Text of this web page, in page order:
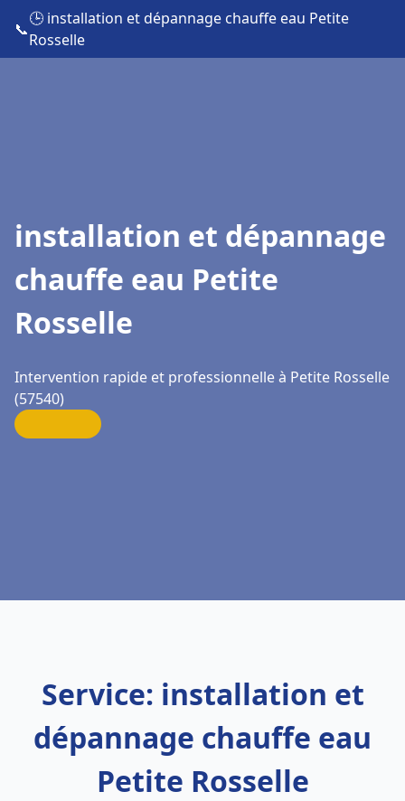
📞
🕒 installation et dépannage chauffe eau Petite
Rosselle
installation et dépannage
chauffe eau Petite
Rosselle
Intervention rapide et professionnelle à Petite Rosselle
(57540)
Service: installation et
dépannage chauffe eau
Petite Rosselle